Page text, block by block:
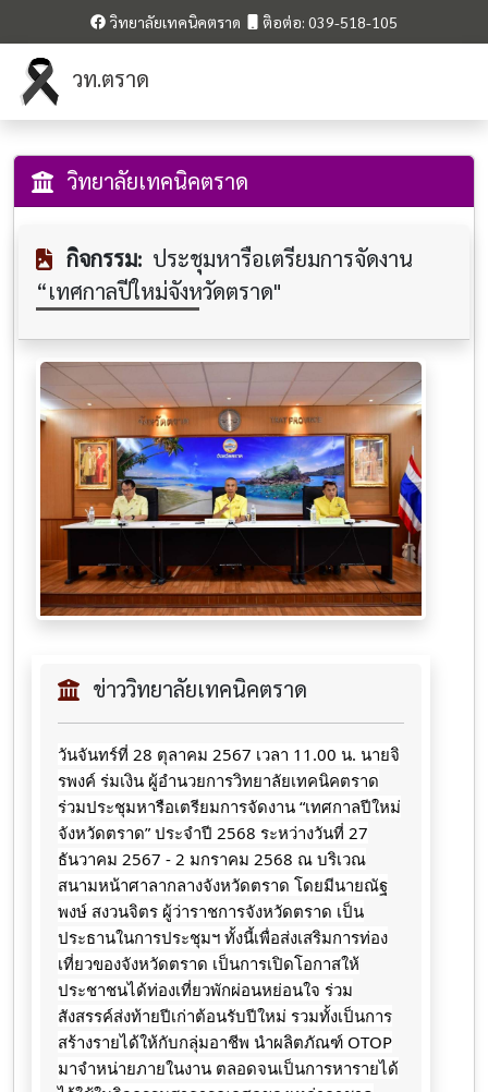
วิทยาลัยเทคนิคตราด ติอต่อ: 039-518-105
วท.ตราด
วิทยาลัยเทคนิคตราด
กิจกรรม: ประชุมหารือเตรียมการจัดงาน
“เทศกาลปีใหม่จังหวัดตราด"
ข่าววิทยาลัยเทคนิคตราด
วันจันทร์ที่ 28 ตุลาคม 2567 เวลา 11.00 น. นายจิ
รพงค์ ร่มเงิน ผู้อำนวยการวิทยาลัยเทคนิคตราด
ร่วมประชุมหารือเตรียมการจัดงาน “เทศกาลปีใหม่
จังหวัดตราด” ประจำปี 2568 ระหว่างวันที่ 27
ธันวาคม 2567 - 2 มกราคม 2568 ณ บริเวณ
สนามหน้าศาลากลางจังหวัดตราด โดยมีนายณัฐ
พงษ์ สงวนจิตร ผู้ว่าราชการจังหวัดตราด เป็น
ประธานในการประชุมฯ ทั้งนี้เพื่อส่งเสริมการท่อง
เที่ยวของจังหวัดตราด เป็นการเปิดโอกาสให้
ประชาชนได้ท่องเที่ยวพักผ่อนหย่อนใจ ร่วม
สังสรรค์ส่งท้ายปีเก่าต้อนรับปีใหม่ รวมทั้งเป็นการ
สร้างรายได้ให้กับกลุ่มอาชีพ นำผลิตภัณฑ์ OTOP
มาจำหน่ายภายในงาน ตลอดจนเป็นการหารายได้